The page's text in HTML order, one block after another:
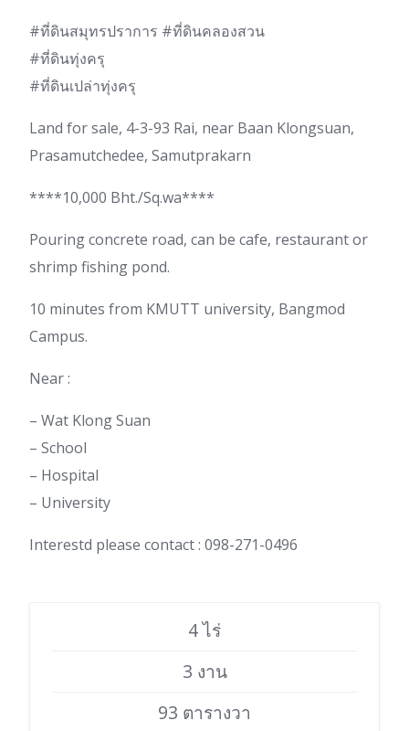
#ที่ดินสมุทรปราการ #ที่ดินคลองสวน
#ที่ดินทุ่งครุ
#ที่ดินเปล่าทุ่งครุ
Land for sale, 4-3-93 Rai, near Baan Klongsuan,
Prasamutchedee, Samutprakarn
****10,000 Bht./Sq.wa****
Pouring concrete road, can be cafe, restaurant or
shrimp fishing pond.
10 minutes from KMUTT university, Bangmod
Campus.
Near :
– Wat Klong Suan
– School
– Hospital
– University
Interestd please contact : 098-271-0496
4 ไร่
3 งาน
93 ตารางวา